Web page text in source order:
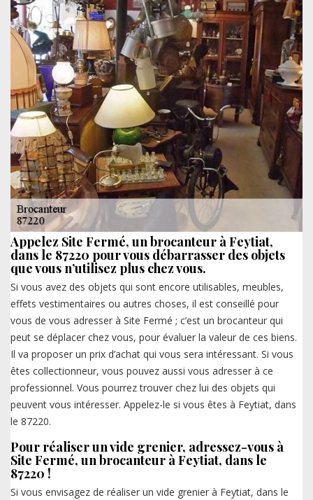
Appelez Site Fermé, un brocanteur à Feytiat,
dans le 87220 pour vous débarrasser des objets
que vous n’utilisez plus chez vous.
Si vous avez des objets qui sont encore utilisables, meubles,
effets vestimentaires ou autres choses, il est conseillé pour
vous de vous adresser à Site Fermé ; c’est un brocanteur qui
peut se déplacer chez vous, pour évaluer la valeur de ces biens.
Il va proposer un prix d’achat qui vous sera intéressant. Si vous
êtes collectionneur, vous pouvez aussi vous adresser à ce
professionnel. Vous pourrez trouver chez lui des objets qui
peuvent vous intéresser. Appelez-le si vous êtes à Feytiat, dans
le 87220.
Pour réaliser un vide grenier, adressez-vous à
Site Fermé, un brocanteur à Feytiat, dans le
87220 !
Si vous envisagez de réaliser un vide grenier à Feytiat, dans le